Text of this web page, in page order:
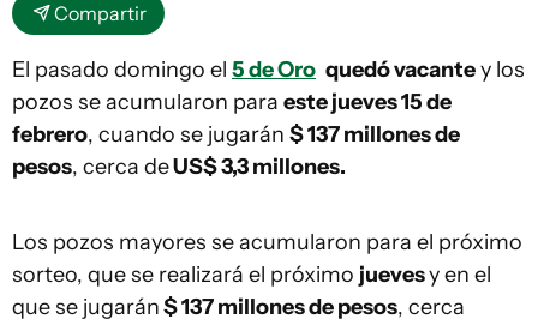
Compartir
El pasado domingo el 5 de Oro quedó vacantey los
pozos se acumularon para este jueves 15 de
febrero, cuando se jugarán $ 137 millones de
pesos, cerca deUS$ 3,3 millones.
Los pozos mayores se acumularon para el próximo
sorteo, que se realizará el próximo juevesy en el
que se jugarán$ 137 millones de pesos, cerca